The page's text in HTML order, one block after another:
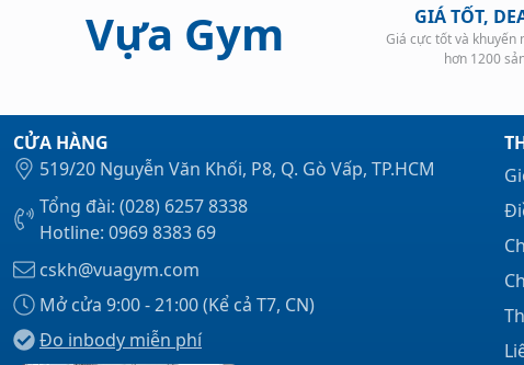
Vựa Gym GIÁ TỐT,
Giá cực tốt và khuyến
hơn 1200
CỬA HÀNG
519/20 Nguyễn Văn Khối, P8, Q. Gò Vấp, TP.HCM
Tổng đài: (028) 6257 8338
Hotline: 0969 8383 69
cskh@vuagym.com
Mở cửa 9:00 - 21:00 (Kể cả T7, CN)
Đo inbody miễn phí